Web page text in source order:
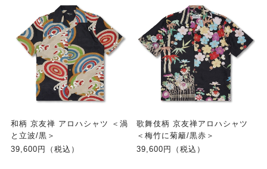
和柄 京友禅 アロハシャツ ＜渦
と立波/黒＞
39,600円（税込）
歌舞伎柄 京友禅アロハシャツ
＜梅竹に菊籬/黒赤＞
39,600円（税込）